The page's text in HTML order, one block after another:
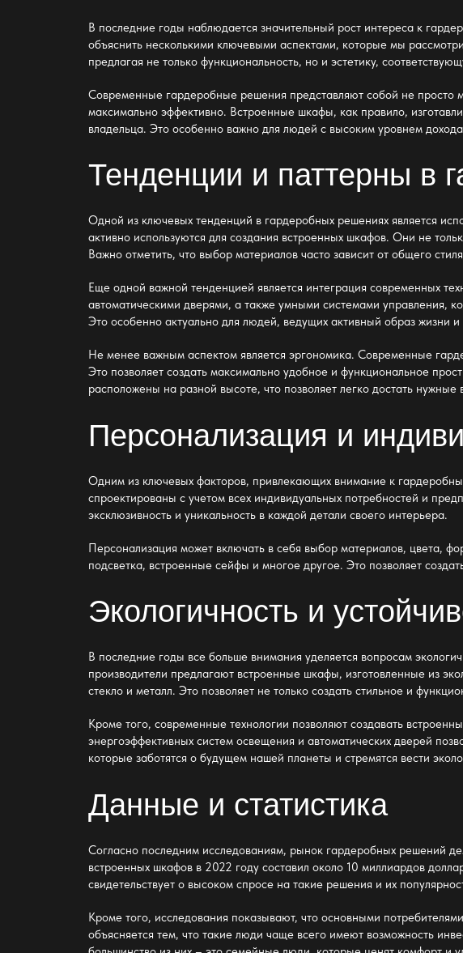
В последние годы наблюдается значительный рост интереса к
объяснить несколькими ключевыми аспектами, которые мы
предлагая не только функциональность, но и эстетику,
Современные гардеробные решения представляют собой не просто
максимально эффективно. Встроенные шкафы, как правило,
владельца. Это особенно важно для людей с высоким уровнем
Тенденции и паттерны в
Одной из ключевых тенденций в гардеробных решениях является
активно используются для создания встроенных шкафов. Они не
Важно отметить, что выбор материалов часто зависит от общего
Еще одной важной тенденцией является интеграция современных
автоматическими дверями, а также умными системами управления,
Это особенно актуально для людей, ведущих активный образ жизни
Не менее важным аспектом является эргономика. Современные
Это позволяет создать максимально удобное и функциональное
расположены на разной высоте, что позволяет легко достать
Персонализация и
Одним из ключевых факторов, привлекающих внимание к
спроектированы с учетом всех индивидуальных потребностей и
эксклюзивность и уникальность в каждой детали своего интерьера.
Персонализация может включать в себя выбор материалов, цвета,
подсветка, встроенные сейфы и многое другое. Это позволяет
Экологичность и
В последние годы все больше внимания уделяется вопросам
производители предлагают встроенные шкафы, изготовленные из
стекло и металл. Это позволяет не только создать стильное и
Кроме того, современные технологии позволяют создавать
энергоэффективных систем освещения и автоматических дверей
которые заботятся о будущем нашей планеты и стремятся вести
Данные и статистика
Согласно последним исследованиям, рынок гардеробных решений
встроенных шкафов в 2022 году составил около 10 миллиардов
свидетельствует о высоком спросе на такие решения и их
Кроме того, исследования показывают, что основными потребителями
объясняется тем, что такие люди чаще всего имеют возможность